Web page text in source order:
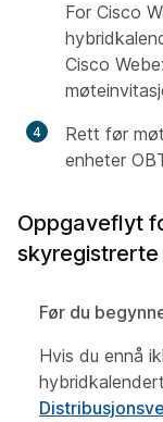
For Cisco
Cisco
Rett før
enheter
Oppgaveflyt
Før du
Hvis du ennå